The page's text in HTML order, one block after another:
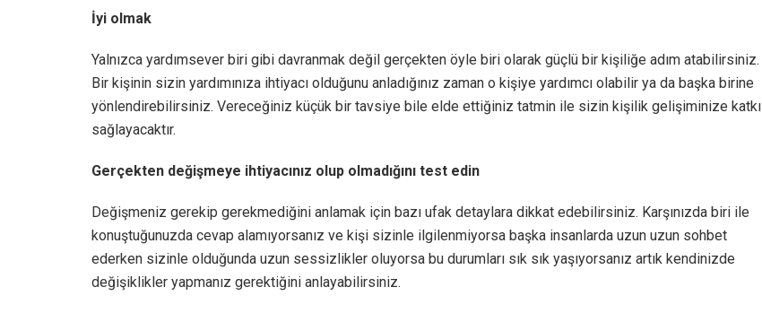
İyi olmak
Yalnızca yardımsever biri gibi davranmak değil gerçekten öyle biri olarak güçlü bir kişiliğe adım atabilirsiniz.
Bir kişinin sizin yardımınıza ihtiyacı olduğunu anladığınız zaman o kişiye yardımcı olabilir ya da başka birine
yönlendirebilirsiniz. Vereceğiniz küçük bir tavsiye bile elde ettiğiniz tatmin ile sizin kişilik gelişiminize katkı
sağlayacaktır.
Gerçekten değişmeye ihtiyacınız olup olmadığını test edin
Değişmeniz gerekip gerekmediğini anlamak için bazı ufak detaylara dikkat edebilirsiniz. Karşınızda biri ile
konuştuğunuzda cevap alamıyorsanız ve kişi sizinle ilgilenmiyorsa başka insanlarda uzun uzun sohbet
ederken sizinle olduğunda uzun sessizlikler oluyorsa bu durumları sık sık yaşıyorsanız artık kendinizde
değişiklikler yapmanız gerektiğini anlayabilirsiniz.